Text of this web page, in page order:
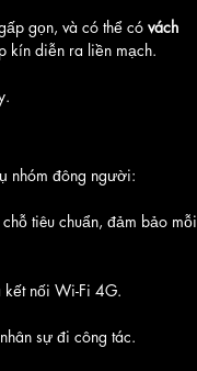
gọn, và có thể có vách
kín diễn ra liền mạch.
nhóm đông người:
tiêu chuẩn, đảm bảo mỗi
kết nối Wi-Fi 4G.
sự đi công tác.